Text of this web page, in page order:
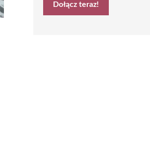
Dołącz teraz!